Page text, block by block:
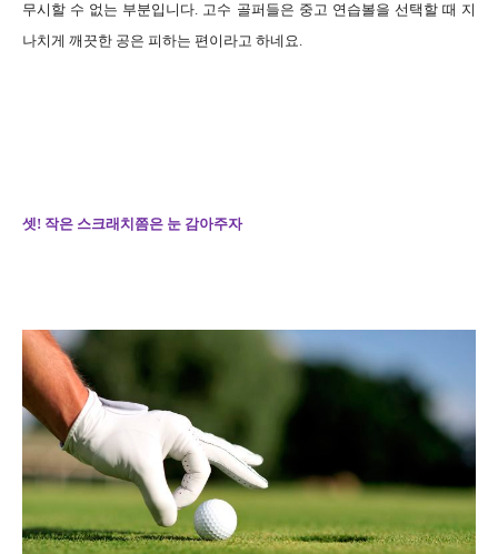
무시할 수 없는 부분입니다. 고수 골퍼들은 중고 연습볼을 선택할 때 지
나치게 깨끗한 공은 피하는 편이라고 하네요.
셋! 작은 스크래치쯤은 눈 감아주자